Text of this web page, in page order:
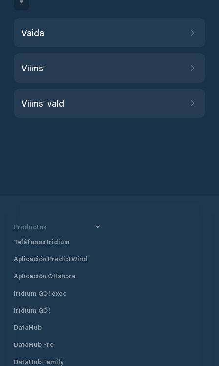
Vaida
Viimsi
Viimsi vald
Productos
Teléfonos Iridium
Aplicación PredictWind
Aplicación Offshore
Iridium GO! exec
Iridium GO!
DataHub
DataHub Pro
DataHub Family